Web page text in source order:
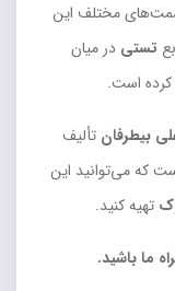
مختلف این
تستی در میان
کرده است.
بیطرفان تألیف
که می‌توانید این
تهیه کنید.
ما باشید.